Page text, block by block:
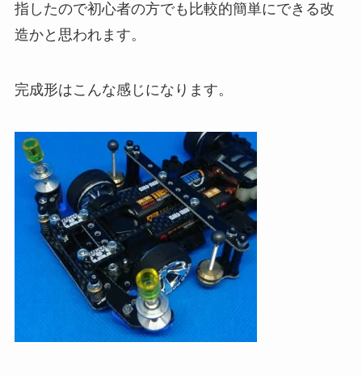
指したので初心者の方でも比較的簡単にできる改
造かと思われます。
完成形はこんな感じになります。